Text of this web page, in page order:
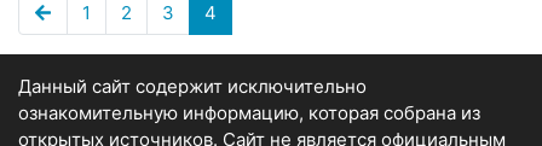
1 2 3 4
Данный сайт содержит исключительно
ознакомительную информацию, которая собрана из
открытых источников. Сайт не является официальным